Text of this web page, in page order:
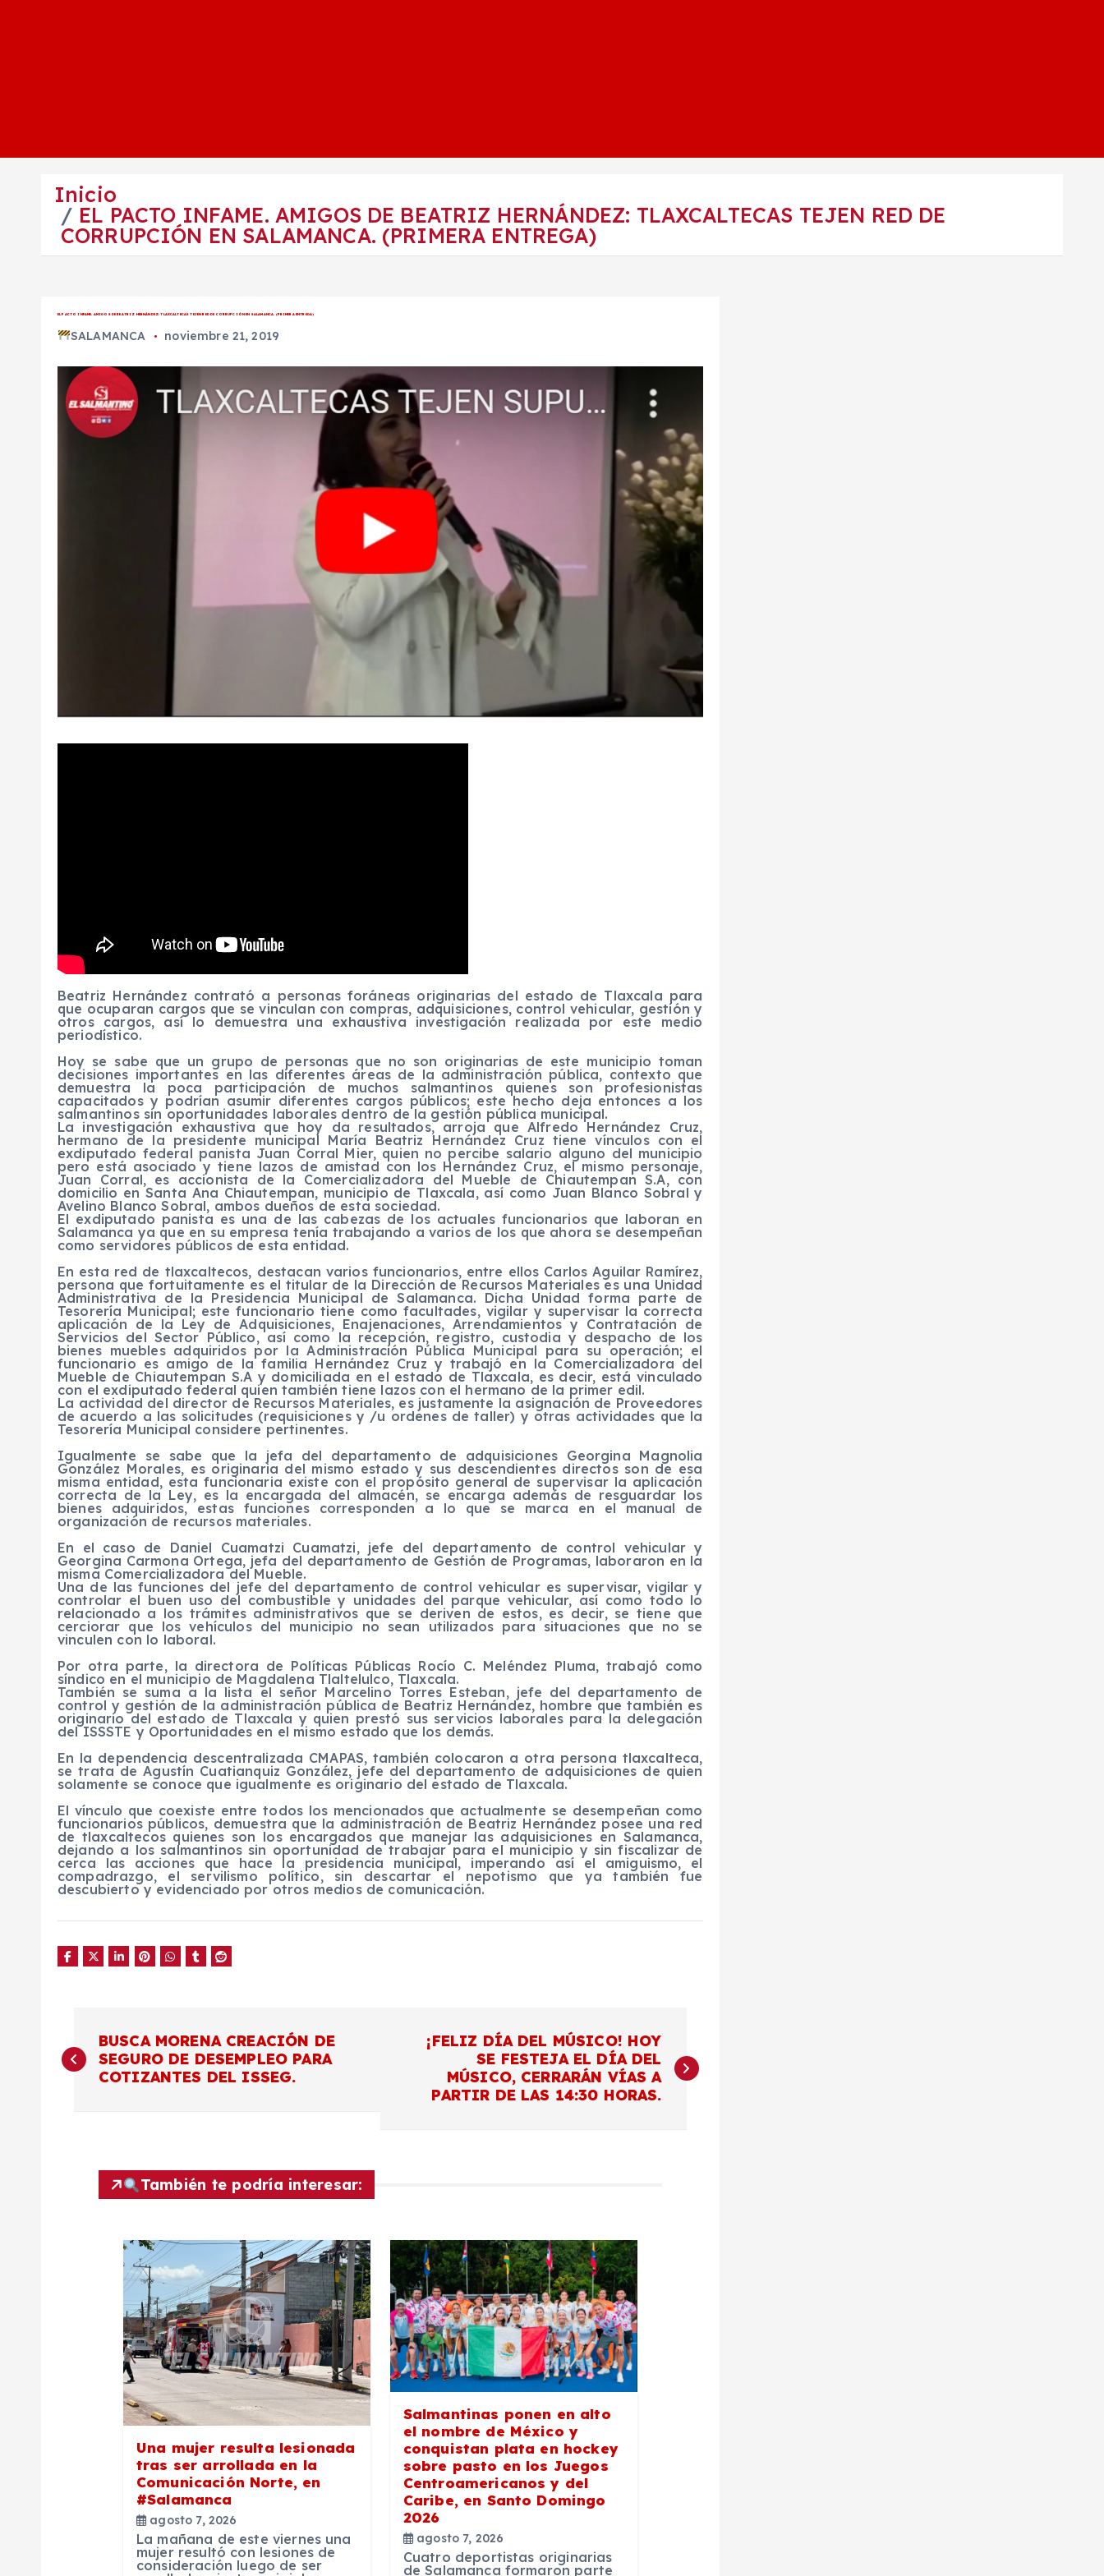
Inicio
EL PACTO INFAME. AMIGOS DE BEATRIZ HERNÁNDEZ: TLAXCALTECAS TEJEN RED DE
CORRUPCIÓN EN SALAMANCA. (PRIMERA ENTREGA)
EL PACTO INFAME. AMIGOS DE BEATRIZ HERNÁNDEZ: TLAXCALTECAS TEJEN RED DE CORRUPCIÓN EN SALAMANCA. (PRIMERA ENTREGA)
SALAMANCA noviembre 21, 2019
Beatriz Hernández contrató a personas foráneas originarias del estado de Tlaxcala para
que ocuparan cargos que se vinculan con compras, adquisiciones, control vehicular, gestión y
otros cargos, así lo demuestra una exhaustiva investigación realizada por este medio
periodístico.
Hoy se sabe que un grupo de personas que no son originarias de este municipio toman
decisiones importantes en las diferentes áreas de la administración pública, contexto que
demuestra la poca participación de muchos salmantinos quienes son profesionistas
capacitados y podrían asumir diferentes cargos públicos; este hecho deja entonces a los
salmantinos sin oportunidades laborales dentro de la gestión pública municipal.
La investigación exhaustiva que hoy da resultados, arroja que Alfredo Hernández Cruz,
hermano de la presidente municipal María Beatriz Hernández Cruz tiene vínculos con el
exdiputado federal panista Juan Corral Mier, quien no percibe salario alguno del municipio
pero está asociado y tiene lazos de amistad con los Hernández Cruz, el mismo personaje,
Juan Corral, es accionista de la Comercializadora del Mueble de Chiautempan S.A, con
domicilio en Santa Ana Chiautempan, municipio de Tlaxcala, así como Juan Blanco Sobral y
Avelino Blanco Sobral, ambos dueños de esta sociedad.
El exdiputado panista es una de las cabezas de los actuales funcionarios que laboran en
Salamanca ya que en su empresa tenía trabajando a varios de los que ahora se desempeñan
como servidores públicos de esta entidad.
En esta red de tlaxcaltecos, destacan varios funcionarios, entre ellos Carlos Aguilar Ramírez,
persona que fortuitamente es el titular de la Dirección de Recursos Materiales es una Unidad
Administrativa de la Presidencia Municipal de Salamanca. Dicha Unidad forma parte de
Tesorería Municipal; este funcionario tiene como facultades, vigilar y supervisar la correcta
aplicación de la Ley de Adquisiciones, Enajenaciones, Arrendamientos y Contratación de
Servicios del Sector Público, así como la recepción, registro, custodia y despacho de los
bienes muebles adquiridos por la Administración Pública Municipal para su operación; el
funcionario es amigo de la familia Hernández Cruz y trabajó en la Comercializadora del
Mueble de Chiautempan S.A y domiciliada en el estado de Tlaxcala, es decir, está vinculado
con el exdiputado federal quien también tiene lazos con el hermano de la primer edil.
La actividad del director de Recursos Materiales, es justamente la asignación de Proveedores
de acuerdo a las solicitudes (requisiciones y /u ordenes de taller) y otras actividades que la
Tesorería Municipal considere pertinentes.
Igualmente se sabe que la jefa del departamento de adquisiciones Georgina Magnolia
González Morales, es originaria del mismo estado y sus descendientes directos son de esa
misma entidad, esta funcionaria existe con el propósito general de supervisar la aplicación
correcta de la Ley, es la encargada del almacén, se encarga además de resguardar los
bienes adquiridos, estas funciones corresponden a lo que se marca en el manual de
organización de recursos materiales.
En el caso de Daniel Cuamatzi Cuamatzi, jefe del departamento de control vehicular y
Georgina Carmona Ortega, jefa del departamento de Gestión de Programas, laboraron en la
misma Comercializadora del Mueble.
Una de las funciones del jefe del departamento de control vehicular es supervisar, vigilar y
controlar el buen uso del combustible y unidades del parque vehicular, así como todo lo
relacionado a los trámites administrativos que se deriven de estos, es decir, se tiene que
cerciorar que los vehículos del municipio no sean utilizados para situaciones que no se
vinculen con lo laboral.
Por otra parte, la directora de Políticas Públicas Rocío C. Meléndez Pluma, trabajó como
síndico en el municipio de Magdalena Tlaltelulco, Tlaxcala.
También se suma a la lista el señor Marcelino Torres Esteban, jefe del departamento de
control y gestión de la administración pública de Beatriz Hernández, hombre que también es
originario del estado de Tlaxcala y quien prestó sus servicios laborales para la delegación
del ISSSTE y Oportunidades en el mismo estado que los demás.
En la dependencia descentralizada CMAPAS, también colocaron a otra persona tlaxcalteca,
se trata de Agustín Cuatianquiz González, jefe del departamento de adquisiciones de quien
solamente se conoce que igualmente es originario del estado de Tlaxcala.
El vínculo que coexiste entre todos los mencionados que actualmente se desempeñan como
funcionarios públicos, demuestra que la administración de Beatriz Hernández posee una red
de tlaxcaltecos quienes son los encargados que manejar las adquisiciones en Salamanca,
dejando a los salmantinos sin oportunidad de trabajar para el municipio y sin fiscalizar de
cerca las acciones que hace la presidencia municipal, imperando así el amiguismo, el
compadrazgo, el servilismo político, sin descartar el nepotismo que ya también fue
descubierto y evidenciado por otros medios de comunicación.
a
BUSCA MORENA CREACIÓN DE
SEGURO DE DESEMPLEO PARA
COTIZANTES DEL ISSEG.
¡FELIZ DÍA DEL MÚSICO! HOY
SE FESTEJA EL DÍA DEL
MÚSICO, CERRARÁN VÍAS A
PARTIR DE LAS 14:30 HORAS.
También te podría interesar:
Una mujer resulta lesionada
tras ser arrollada en la
Comunicación Norte, en
#Salamanca
agosto 7, 2026
La mañana de este viernes una
mujer resultó con lesiones de
consideración luego de ser
Salmantinas ponen en alto
el nombre de México y
conquistan plata en hockey
sobre pasto en los Juegos
Centroamericanos y del
Caribe, en Santo Domingo
2026
agosto 7, 2026
Cuatro deportistas originarias
de Salamanca formaron parte